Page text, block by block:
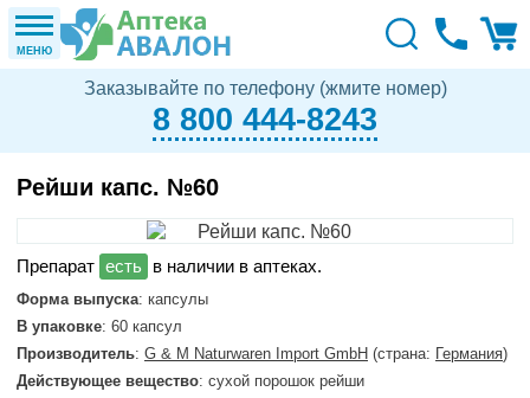
МЕНЮ
Заказывайте по телефону (жмите номер)
8 800 444-8243
Рейши капс. №60
в наличии в аптеках.
Форма выпуска: капсулы
В упаковке: 60 капсул
Производитель: G & M Naturwaren Import GmbH (страна: Германия)
Действующее вещество: сухой порошок рейши